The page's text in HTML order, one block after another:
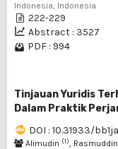
Indonesia, Indonesia
222-229
Abstract : 3527
PDF : 994
Tinjauan Yuridis
Dalam Praktik
DOI : 10.31933/
Alimudin (1), Rasmuddin